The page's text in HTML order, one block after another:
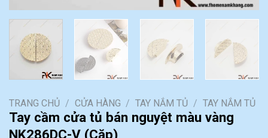
TRANG CHỦ / CỬA HÀNG / TAY NẮM TỦ / TAY NẮM TỦ
Tay cầm cửa tủ bán nguyệt màu vàng
NK286DC-V (Cặp)